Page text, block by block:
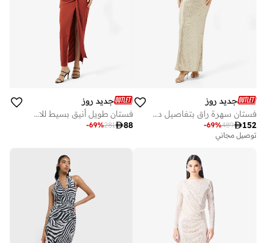
جديد روز
فستان سهرة راقٍ بتفاصيل دقيقة
152
489
-69%
توصيل مجاني
جديد روز
فستان طويل أنيق بسيط للاستخدام اليومي
88
281
-69%